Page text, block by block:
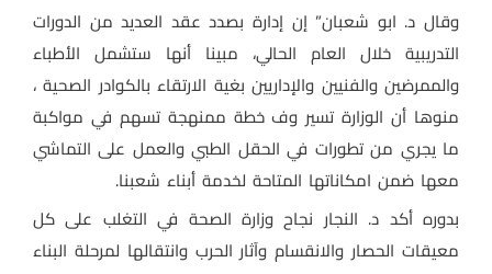
وقال د. ابو شعبان” إن إدارة بصدد عقد العديد من الدورات
التدريبية خلال العام الحالي، مبينا أنها ستشمل الأطباء
والممرضين والفنيين والإداريين بغية الارتقاء بالكوادر الصحية ،
منوها أن الوزارة تسير وف خطة ممنهجة تسهم في مواكبة
ما يجري من تطورات في الحقل الطبي والعمل على التماشي
معها ضمن امكاناتها المتاحة لخدمة أبناء شعبنا.
بدوره أكد د. النجار نجاح وزارة الصحة في التغلب على كل
معيقات الحصار والانقسام وآثار الحرب وانتقالها لمرحلة البناء